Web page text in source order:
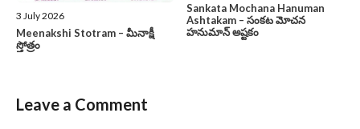
3 July 2026
Meenakshi Stotram – మీనాక్షీ
స్తోత్రం
Sankata Mochana Hanuman
Ashtakam – సంకట మోచన
హనుమాన్ అష్టకం
Leave a Comment